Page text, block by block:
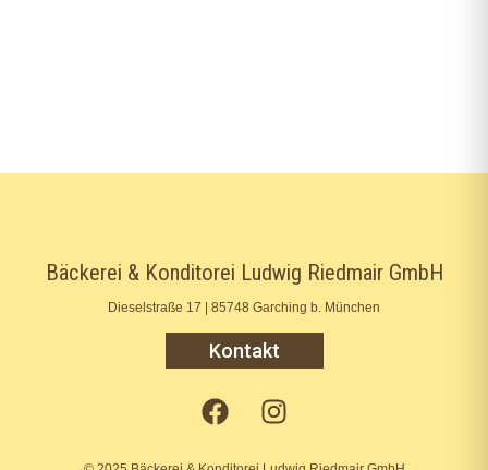
Bäckerei & Konditorei Ludwig Riedmair GmbH
Dieselstraße 17 | 85748 Garching b. München
Kontakt